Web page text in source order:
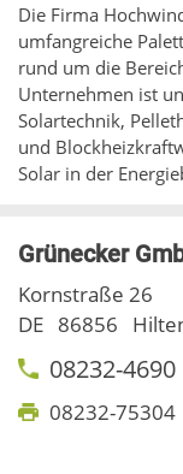
Die Firma
umfangreiche
rund um die
Unternehmen ist
Solartechnik,
und
Solar in der
Grünecker
Kornstraße 26
DE 86856
08232-4690
08232-75304